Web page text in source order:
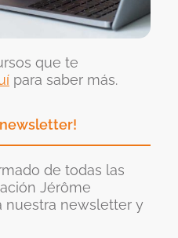
que te
para saber más.
de todas las
Jérôme
nuestra newsletter y